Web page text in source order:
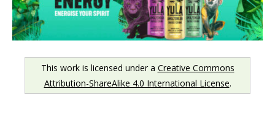
This work is licensed under a Creative Commons
Attribution-ShareAlike 4.0 International License.